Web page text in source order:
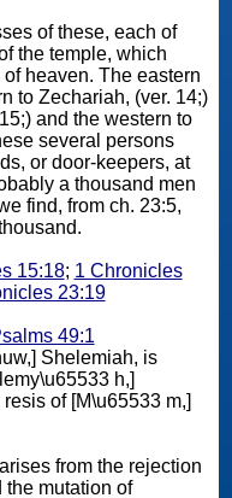
of these, each of
the temple, which
The eastern
to Zechariah, (ver. 14;)
and the western to
or door-keepers, at
find, from ch. 23:5,
15:18; 1 Chronicles
23:19
49:1
Shelemiah, is
h,]
of [M\u65533 m,]
the mutation of